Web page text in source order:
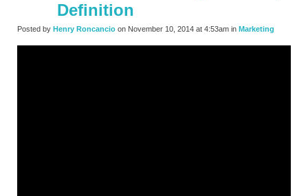
Definition
Posted by Henry Roncancio on November 10, 2014 at 4:53am in Marketing